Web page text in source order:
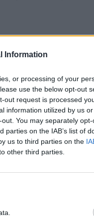
Information
or processing of your
use the below opt-out
out request is processed
information utilized by us
You may separately
on the IAB’s list of
us to third parties on the
other third parties.
για τον
στις κηδείες των
χωρίς μουσική
-
(video)